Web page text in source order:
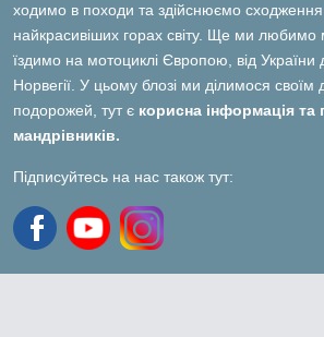
ходимо в походи та здійснюємо сходження
найкрасивіших горах світу. Ще ми любимо
їздимо на мотоциклі Європою, від України
Норвегії. У цьому блозі ми ділимося своїм
подорожей, тут є корисна інформація та
мандрівників.
Підписуйтесь на нас також тут: